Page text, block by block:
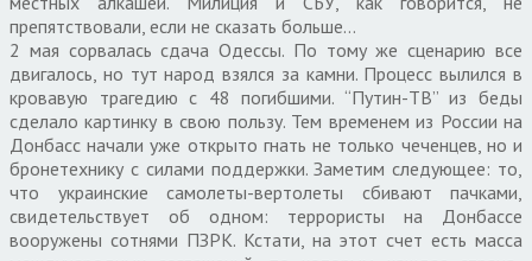
препятствовали, если не сказать больше…
2 мая сорвалась сдача Одессы. По тому же сценарию все
двигалось, но тут народ взялся за камни. Процесс вылился в
кровавую трагедию с 48 погибшими. “Путин-ТВ” из беды
сделало картинку в свою пользу. Тем временем из России на
Донбасс начали уже открыто гнать не только чеченцев, но и
бронетехнику с силами поддержки. Заметим следующее: то,
что украинские самолеты-вертолеты сбивают пачками,
свидетельствует об одном: террористы на Донбассе
вооружены сотнями ПЗРК. Кстати, на этот счет есть масса